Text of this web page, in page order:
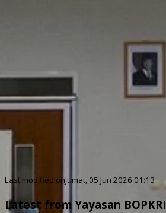
Last modified onJumat, 05 Jun 2026 01:13
Latest from Yayasan BOPKRI